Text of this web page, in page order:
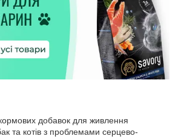
добавок для живлення
та котів з проблемами серцево-